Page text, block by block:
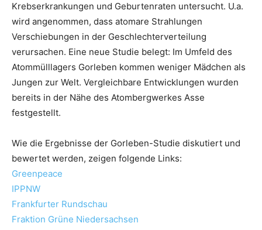
Krebserkrankungen und Geburtenraten untersucht. U.a.
wird angenommen, dass atomare Strahlungen
Verschiebungen in der Geschlechterverteilung
verursachen. Eine neue Studie belegt: Im Umfeld des
Atommülllagers Gorleben kommen weniger Mädchen als
Jungen zur Welt. Vergleichbare Entwicklungen wurden
bereits in der Nähe des Atombergwerkes Asse
festgestellt.
Wie die Ergebnisse der Gorleben-Studie diskutiert und
bewertet werden, zeigen folgende Links:
Greenpeace
IPPNW
Frankfurter Rundschau
Fraktion Grüne Niedersachsen